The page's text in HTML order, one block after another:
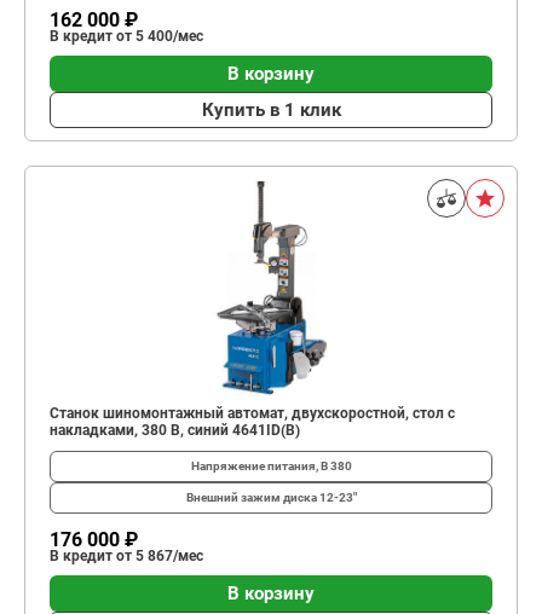
162 000 ₽
В кредит от 5 400/мес
В корзину
Купить в 1 клик
Станок шиномонтажный автомат, двухскоростной, стол с
накладками, 380 В, синий 4641ID(B)
Напряжение питания, В380
Внешний зажим диска12-23"
176 000 ₽
В кредит от 5 867/мес
В корзину